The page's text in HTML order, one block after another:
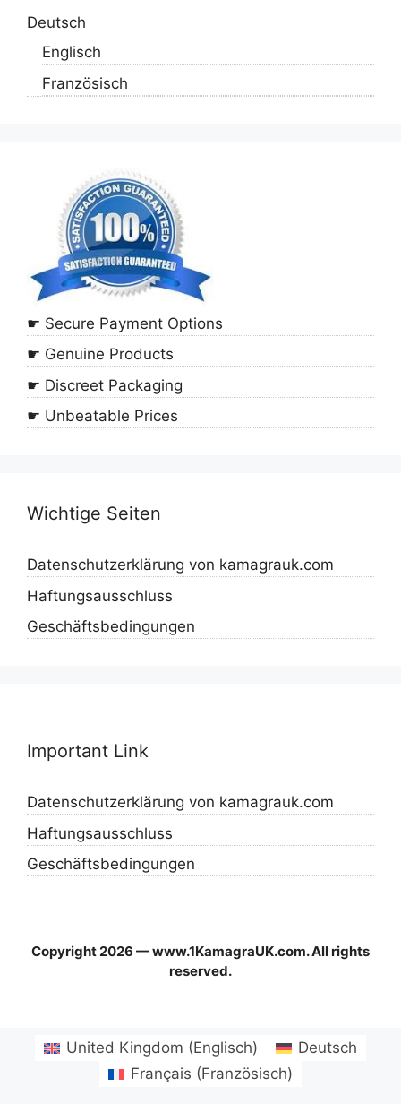
Deutsch
Englisch
Französisch
☛ Secure Payment Options
☛ Genuine Products
☛ Discreet Packaging
☛ Unbeatable Prices
Wichtige Seiten
Datenschutzerklärung von kamagrauk.com
Haftungsausschluss
Geschäftsbedingungen
Important Link
Datenschutzerklärung von kamagrauk.com
Haftungsausschluss
Geschäftsbedingungen
Copyright 2026 — www.1KamagraUK.com. All rights
reserved.
United Kingdom (Englisch)
Deutsch
Français (Französisch)